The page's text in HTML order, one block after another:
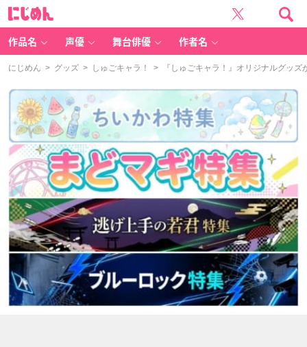
作品名 声優 舞台俳優 作者名
にじめん > グッズ > しゅごキャラ！ > 『しゅごキャラ！』オリジナルグッズ